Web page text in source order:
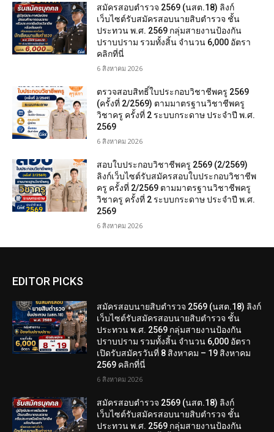
สมัครสอบตํารวจ 2569 (นสต.18) ลิงก์
เว็บไซต์รับสมัครสอบนายสิบตำรวจ ชั้น
ประทวน พ.ศ. 2569 กลุ่มสายงานป้องกัน
ปราบปราม รวมทั้งสิ้น จำนวน 6,000 อัตรา
คลิกที่นี่
6 สิงหาคม 2026
ตรวจสอบสิทธิ์ใบประกอบวิชาชีพครู 2569
(ครั้งที่ 2/2569) ตามมาตรฐานวิชาชีพครู
วิชาครู ครั้งที่ 2 ระบบกระดาษ ประจำปี พ.ศ.
2569
6 สิงหาคม 2026
สอบใบประกอบวิชาชีพครู 2569 (2/2569)
ลิงก์เว็บไซต์รับสมัครสอบใบประกอบวิชาชีพ
ครู ครั้งที่ 2/2569 ตามมาตรฐานวิชาชีพครู
วิชาครู ครั้งที่ 2 ระบบกระดาษ ประจำปี พ.ศ.
2569
6 สิงหาคม 2026
EDITOR PICKS
สมัครสอบนายสิบตำรวจ 2569 (นสต.18) ลิงก์
เว็บไซต์รับสมัครสอบนายสิบตำรวจ ชั้น
ประทวน พ.ศ. 2569 กลุ่มสายงานป้องกัน
ปราบปราม รวมทั้งสิ้น จำนวน 6,000 อัตรา
เปิดรับสมัครวันที่ 8 สิงหาคม – 19 สิงหาคม
2569 คลิกที่นี่
6 สิงหาคม 2026
สมัครสอบตํารวจ 2569 (นสต.18) ลิงก์
เว็บไซต์รับสมัครสอบนายสิบตำรวจ ชั้น
ประทวน พ.ศ. 2569 กลุ่มสายงานป้องกัน